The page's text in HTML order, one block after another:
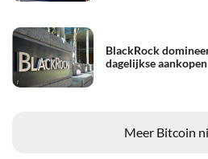
BlackRock
dagelijkse aankopen
Meer Bitcoin